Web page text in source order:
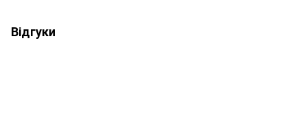
Відгуки